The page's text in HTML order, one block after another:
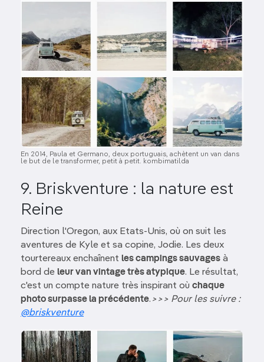
En 2014, Paula et Germano, deux portuguais, achètent un van dans
le but de le transformer, petit à petit. kombimatilda
9. Briskventure : la nature est
Reine
Direction l'Oregon, aux Etats-Unis, où on suit les
aventures de Kyle et sa copine, Jodie. Les deux
tourtereaux enchaînent les campings sauvages à
bord de leur van vintage très atypique. Le résultat,
c'est un compte nature très inspirant où chaque
photo surpasse la précédente. >>> Pour les suivre :
@briskventure
Image